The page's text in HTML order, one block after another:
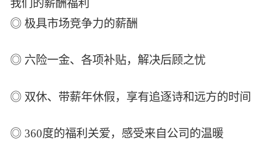
我们的薪酬福利
◎ 极具市场竞争力的薪酬
◎ 六险一金、各项补贴，解决后顾之忧
◎ 双休、带薪年休假，享有追逐诗和远方的时间
◎ 360度的福利关爱，感受来自公司的温暖